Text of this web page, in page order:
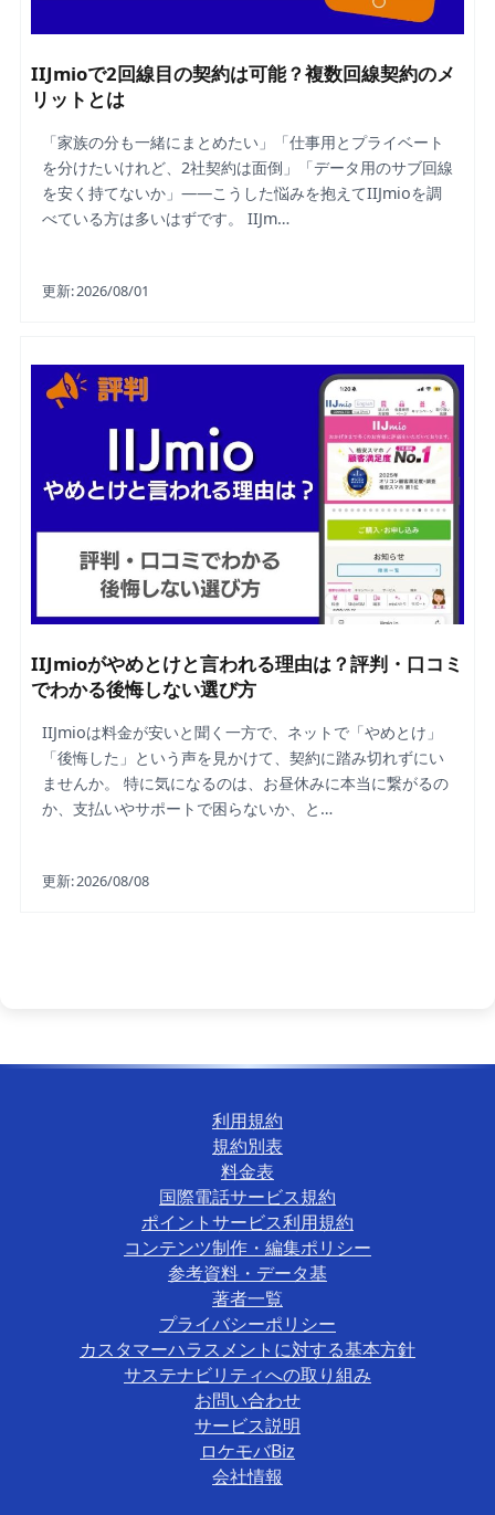
IIJmioで2回線目の契約は可能？複数回線契約のメ
リットとは
「家族の分も一緒にまとめたい」「仕事用とプライベート
を分けたいけれど、2社契約は面倒」「データ用のサブ回線
を安く持てないか」——こうした悩みを抱えてIIJmioを調
べている方は多いはずです。 IIJm…
更新:2026/08/01
IIJmioがやめとけと言われる理由は？評判・口コミ
でわかる後悔しない選び方
IIJmioは料金が安いと聞く一方で、ネットで「やめとけ」
「後悔した」という声を見かけて、契約に踏み切れずにい
ませんか。 特に気になるのは、お昼休みに本当に繋がるの
か、支払いやサポートで困らないか、と…
更新:2026/08/08
利用規約
規約別表
料金表
国際電話サービス規約
ポイントサービス利用規約
コンテンツ制作・編集ポリシー
参考資料・データ基
著者一覧
プライバシーポリシー
カスタマーハラスメントに対する基本方針
サステナビリティへの取り組み
お問い合わせ
サービス説明
ロケモバBiz
会社情報